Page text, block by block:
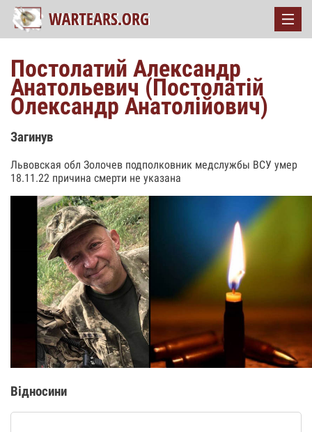
Постолатий Александр
Анатольевич (Постолатій
Олександр Анатолійович)
Загинув
Львовская обл Золочев подполковник медслужбы ВСУ умер
18.11.22 причина смерти не указана
Відносини